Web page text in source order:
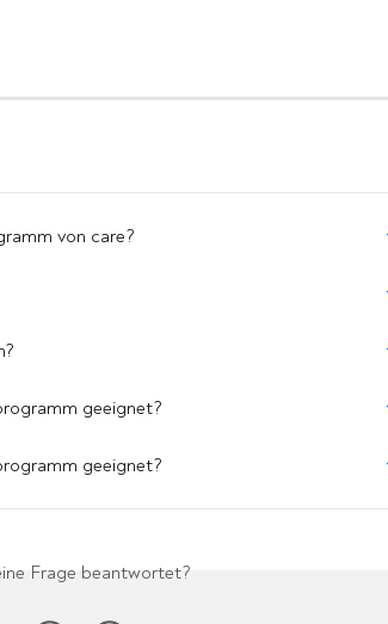
von care?
geeignet?
geeignet?
Frage beantwortet?